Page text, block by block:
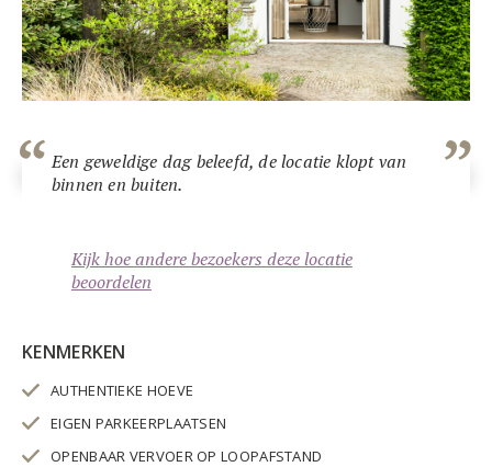
Een geweldige dag beleefd, de locatie klopt van
binnen en buiten.
Kijk hoe andere bezoekers deze locatie
beoordelen
KENMERKEN
AUTHENTIEKE HOEVE
EIGEN PARKEERPLAATSEN
OPENBAAR VERVOER OP LOOPAFSTAND